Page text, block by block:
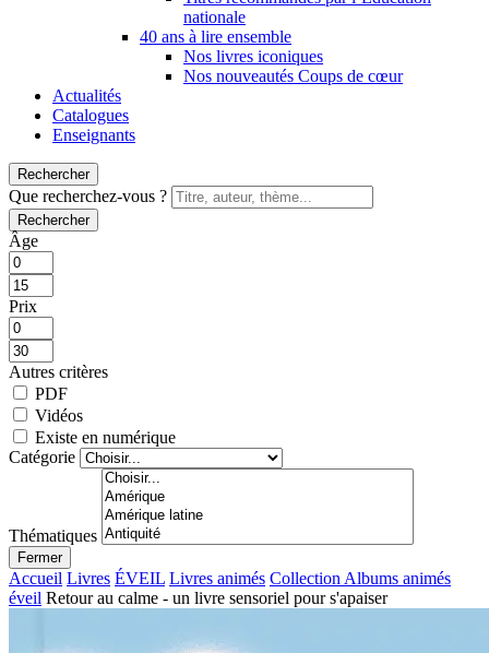
nationale
40 ans à lire ensemble
Nos livres iconiques
Nos nouveautés Coups de cœur
Actualités
Catalogues
Enseignants
Rechercher
Que recherchez-vous ?
Rechercher
Âge
Prix
Autres critères
PDF
Vidéos
Existe en numérique
Catégorie
Thématiques
Fermer
Accueil Livres ÉVEIL Livres animés Collection Albums animés
éveil Retour au calme - un livre sensoriel pour s'apaiser